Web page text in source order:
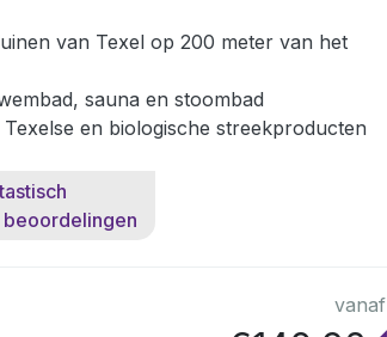
van Texel op 200 meter van het
sauna en stoombad
en biologische streekproducten
beoordelingen
vanaf